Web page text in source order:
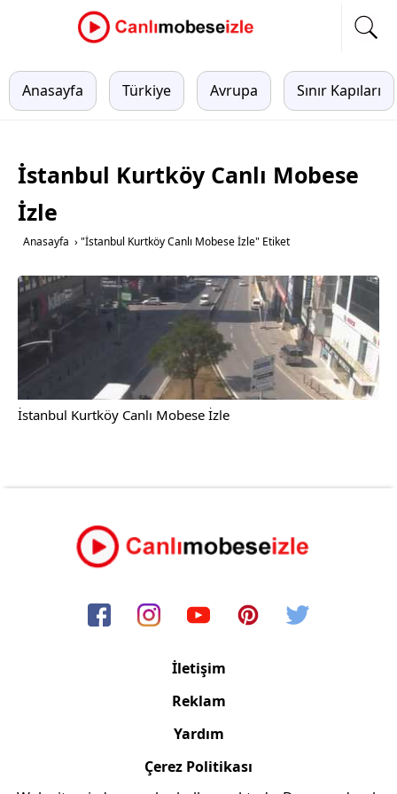
Anasayfa Türkiye Avrupa Sınır Kapıları
İstanbul Kurtköy Canlı Mobese
İzle
Anasayfa › "İstanbul Kurtköy Canlı Mobese İzle" Etiket
İstanbul Kurtköy Canlı Mobese İzle
İletişim
Reklam
Yardım
Çerez Politikası